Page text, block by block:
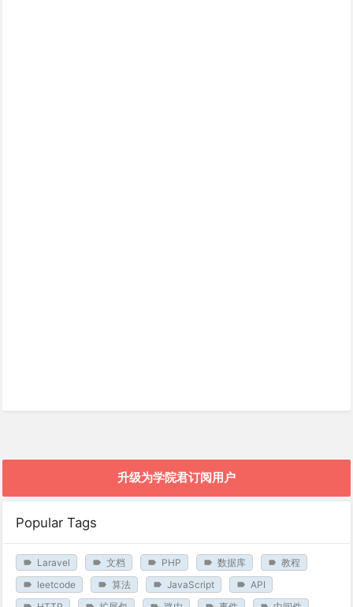
升级为学院君订阅用户
Popular Tags
Laravel 文档 PHP 数据库
教程
leetcode
算法 JavaScript
API